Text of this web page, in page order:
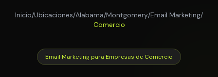
Inicio/Ubicaciones/Alabama/Montgomery/Email Marketing/
Comercio
Email Marketing para Empresas de Comercio